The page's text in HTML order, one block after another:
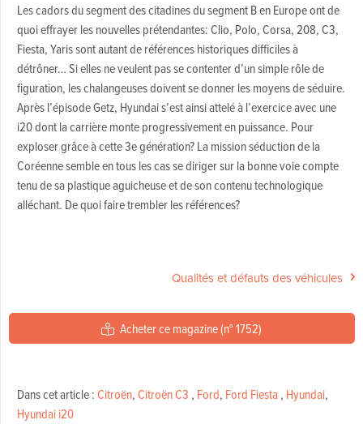
Les cadors du segment des citadines du segment B en Europe ont de
quoi effrayer les nouvelles prétendantes: Clio, Polo, Corsa, 208, C3,
Fiesta, Yaris sont autant de références historiques difficiles à
détrôner… Si elles ne veulent pas se contenter d’un simple rôle de
figuration, les chalangeuses doivent se donner les moyens de séduire.
Après l’épisode Getz, Hyundai s’est ainsi attelé à l’exercice avec une
i20 dont la carrière monte progressivement en puissance. Pour
exploser grâce à cette 3e génération? La mission séduction de la
Coréenne semble en tous les cas se diriger sur la bonne voie compte
tenu de sa plastique aguicheuse et de son contenu technologique
alléchant. De quoi faire trembler les références?
Qualités et défauts des véhicules
Acheter ce magazine (n° 1752)
Dans cet article :Citroën,Citroën C3 , Ford, Ford Fiesta, Hyundai,
Hyundai i20